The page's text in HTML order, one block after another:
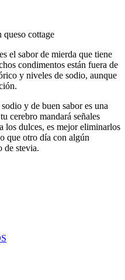
queso cottage
el sabor de mierda que tiene
condimentos están fuera de
y niveles de sodio, aunque
y de buen sabor es una
cerebro mandará señales
los dulces, es mejor eliminarlos
que otro día con algún
de stevia.